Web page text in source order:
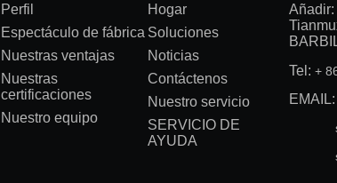
Perfil
Espectáculo de fábrica
Nuestras ventajas
Nuestras
certificaciones
Nuestro equipo
Hogar
Soluciones
Noticias
Contáctenos
Nuestro servicio
SERVICIO DE
AYUDA
Tel: +
EMAIL: